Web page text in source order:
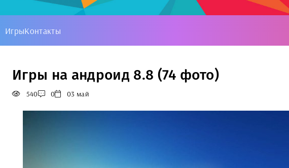
ИгрыКонтакты
Игры на андроид 8.8 (74 фото)
540 0 03 май